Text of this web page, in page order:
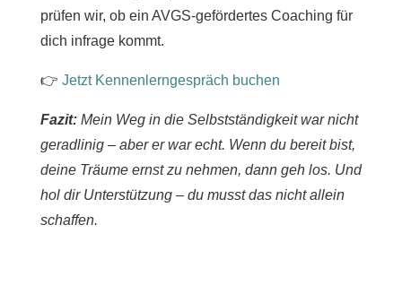
prüfen wir, ob ein AVGS-gefördertes Coaching für
dich infrage kommt.
👉 Jetzt Kennenlerngespräch buchen
Fazit:Mein Weg in die Selbstständigkeit war nicht
geradlinig – aber er war echt. Wenn du bereit bist,
deine Träume ernst zu nehmen, dann geh los. Und
hol dir Unterstützung – du musst das nicht allein
schaffen.